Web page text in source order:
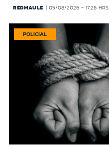
REDMAULE 05/08/2026 - 17:26 HRS
POLICIAL